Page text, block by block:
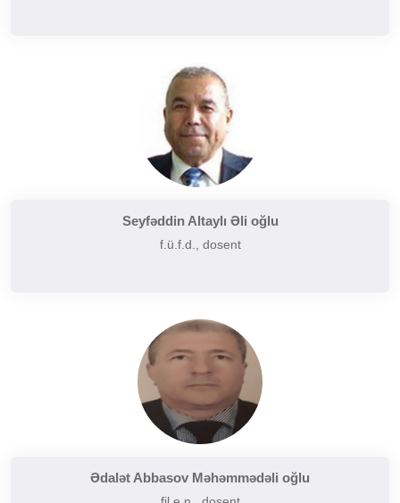
Seyfəddin Altaylı Əli oğlu
f.ü.f.d., dosent
Ədalət Abbasov Məhəmmədəli oğlu